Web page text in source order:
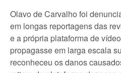
Olavo de Carvalho foi
em longas reportagens das
e a própria plataforma de
propagasse em larga escala
reconheceu os danos